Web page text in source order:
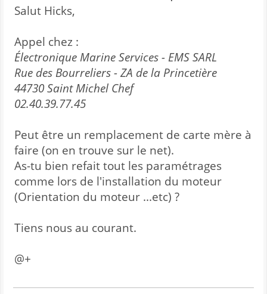
Salut Hicks,
Appel chez :
Électronique Marine Services - EMS SARL
Rue des Bourreliers - ZA de la Princetière
44730 Saint Michel Chef
02.40.39.77.45
Peut être un remplacement de carte mère à
faire (on en trouve sur le net).
As-tu bien refait tout les paramétrages
comme lors de l'installation du moteur
(Orientation du moteur ...etc) ?
Tiens nous au courant.
@+